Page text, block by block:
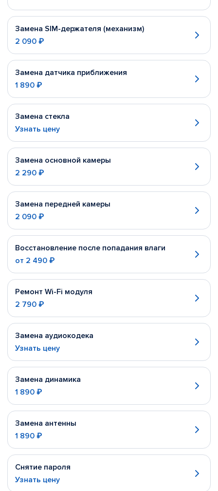
Замена SIM-держателя (механизм)
2 090 ₽
Замена датчика приближения
1 890 ₽
Замена стекла
Узнать цену
Замена основной камеры
2 290 ₽
Замена передней камеры
2 090 ₽
Восстановление после попадания влаги
от 2 490 ₽
Ремонт Wi-Fi модуля
2 790 ₽
Замена аудиокодека
Узнать цену
Замена динамика
1 890 ₽
Замена антенны
1 890 ₽
Снятие пароля
Узнать цену